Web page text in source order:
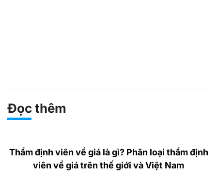
Đọc thêm
Thẩm định viên về giá là gì? Phân loại thẩm định
viên về giá trên thế giới và Việt Nam